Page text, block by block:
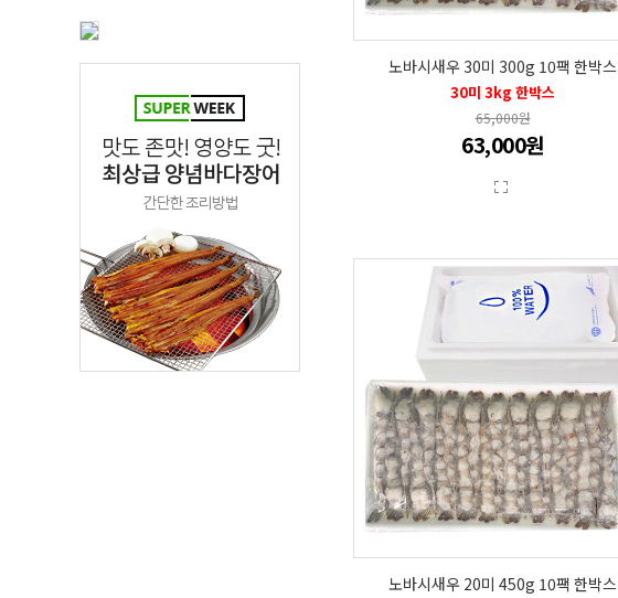
노바시새우 30미 300g 10팩 한박스
30미 3kg 한박스
65,000원
63,000원
노바시새우 20미 450g 10팩 한박스